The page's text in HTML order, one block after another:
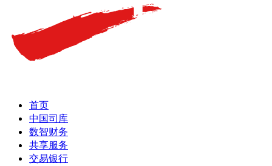
首页
中国司库
数智财务
共享服务
交易银行